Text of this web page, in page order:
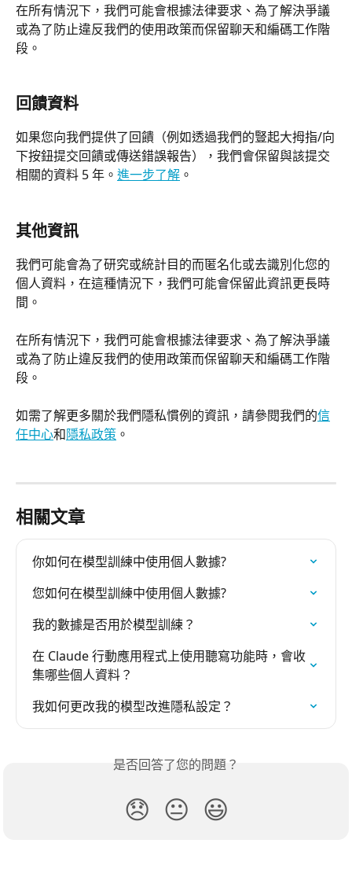
在所有情況下，我們可能會根據法律要求、為了解決爭議
或為了防止違反我們的使用政策而保留聊天和編碼工作階
段。
回饋資料
如果您向我們提供了回饋（例如透過我們的豎起大拇指/向
下按鈕提交回饋或傳送錯誤報告），我們會保留與該提交
相關的資料 5 年。 進一步了解 。
其他資訊
我們可能會為了研究或統計目的而匿名化或去識別化您的
個人資料，在這種情況下，我們可能會保留此資訊更長時
間。
在所有情況下，我們可能會根據法律要求、為了解決爭議
或為了防止違反我們的使用政策而保留聊天和編碼工作階
段。
如需了解更多關於我們隱私慣例的資訊，請參閱我們的信
任中心和隱私政策 。
相關文章
你如何在模型訓練中使用個人數據?
您如何在模型訓練中使用個人數據?
我的數據是否用於模型訓練？
在 Claude 行動應用程式上使用聽寫功能時，會收
集哪些個人資料？
我如何更改我的模型改進隱私設定？
是否回答了您的問題？
😞 😐 😃